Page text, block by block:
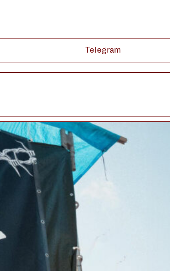
Telegram